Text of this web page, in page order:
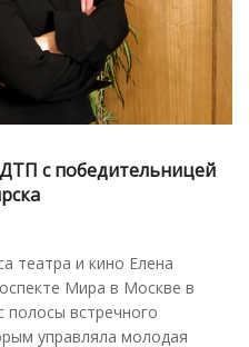
с победительницей
театра и кино Елена
Мира в Москве в
полосы встречного
управляла молодая